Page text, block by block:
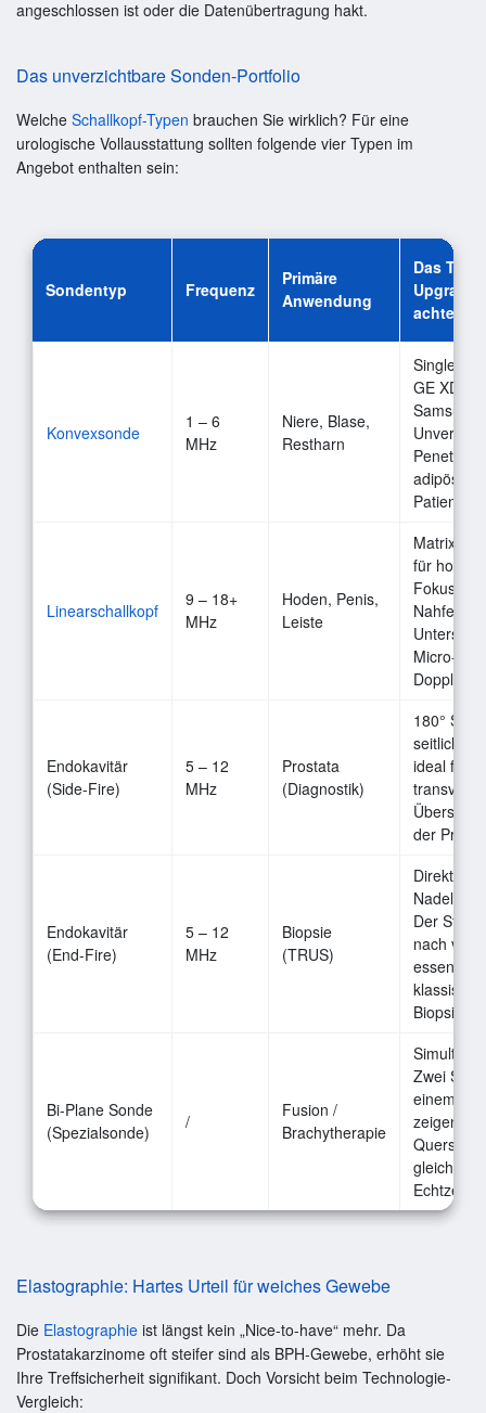
angeschlossen ist oder die Datenübertragung hakt.
Das unverzichtbare Sonden-Portfolio
Welche Schallkopf-Typen brauchen Sie wirklich? Für eine
urologische Vollausstattung sollten folgende vier Typen im
Angebot enthalten sein:
Sondentyp Frequenz
Primäre
Anwendung
Das Tech-
Upgrade
achten)
Konvexsonde
1 – 6
MHz
Niere, Blase,
Restharn
Single
GE
Samsung
adipösen
Patienten.
Linearschallkopf
9 – 18+
MHz
Hoden, Penis,
Leiste
Matrix-
für
Nahfeld.
Micro-
Doppler.
Endokavitär
(Side-Fire)
5 – 12
MHz
Prostata
(Diagnostik)
180°
seitliche
ideal für
der
Endokavitär
(End-Fire)
5 – 12
MHz
Biopsie
(TRUS)
Direkte
Der
nach
essenziell
Biopsie.
Bi-Plane Sonde
(Spezialsonde)
/
Fusion /
Brachytherapie
Simultan-
Zwei
einem
zeigen
Echtzeit.
Elastographie: Hartes Urteil für weiches Gewebe
Die Elastographie ist längst kein „Nice-to-have“ mehr. Da
Prostatakarzinome oft steifer sind als BPH-Gewebe, erhöht sie
Ihre Treffsicherheit signifikant. Doch Vorsicht beim Technologie-
Vergleich: